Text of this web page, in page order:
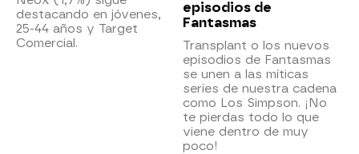
destacando en jóvenes,
25-44 años y Target
Comercial.
episodios de
Fantasmas
Transplant o los nuevos
episodios de Fantasmas
se unen a las míticas
series de nuestra cadena
como Los Simpson. ¡No
te pierdas todo lo que
viene dentro de muy
poco!